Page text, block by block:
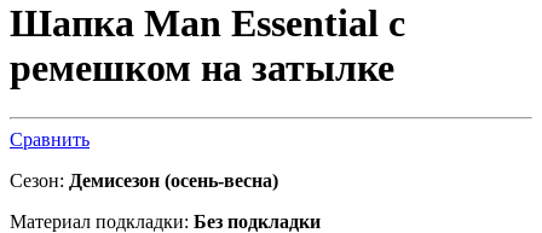
Шапка Man Essential с
ремешком на затылке
Сравнить
Сезон: Демисезон (осень-весна)
Материал подкладки: Без подкладки